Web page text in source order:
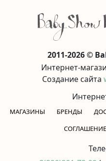
2011-2026 ©
Интернет-
Создание сайта
МАГАЗИНЫ БРЕНДЫ
CОГЛАШЕНИЕ